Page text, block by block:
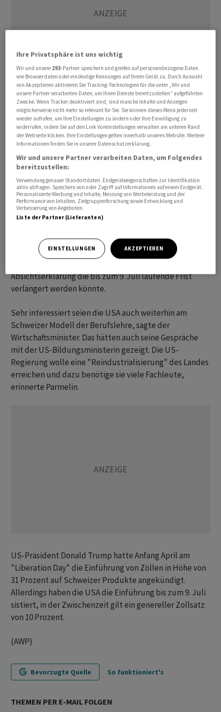
Allerdings hänge dies auch von den Absichten der USA
ab, die ja parallel mit zahlreichen weiteren Ländern
verhandle, sagte der Wirtschaftsminister am Dienstag
am "Private Banking Day" in Zürich. Die Schweiz müsse
dabei zahlreiche technische wie auch politische
Probleme angehen, sagte Parmelin in der Rede. Man
habe sich bisher darauf konzentriert, die wichtigen
Themenfelder zu identifizieren und einen "Letter of
intent" zu formulieren.
aber auch ein Verhandlungsmandat des Parlaments,
sagte der Bundesrat. Die USA hätten der Schweiz aber
Absichtserklärung die bis zum 9. Juli laufende Frist
verlängert werden könnte.
Sehr interessiert seien die USA auch weiterhin am
Schweizer Modell der Berufslehre, sagte der
Wirtschaftsminister. Das hätten auch seine Gespräche
mit der US-Bildungsministerin gezeigt. Die US-
Regierung wolle eine "Reindustrialisierung" des Landes
erreichen und dazu benötige sie viele Fachleute,
erinnerte Parmelin.
US-Präsident Donald Trump hatte Anfang April am
"Liberation Day" die Einführung von Zöllen in Höhe von
31 Prozent auf Schweizer Produkte angekündigt.
Allerdings haben die USA die Einführung bis zum 9. Juli
sistiert, in der Zwischenzeit gilt ein genereller Zollsatz
von 10 Prozent.
(AWP)
Bevorzugte Quelle So funktioniert's
THEMEN PER E-MAIL FOLGEN
Ihre Privatsphäre ist uns wichtig
Wir und unsere 293-Partner speichern und greifen auf personenbezogene Daten
wie Browserdaten oder eindeutige Kennungen auf Ihrem Gerät zu. Durch Auswahl
von Akzeptieren aktivieren Sie Tracking-Technologien für die unter „Wir und
unsere Partner verarbeiten Daten, um Ihnen Dienste bereitzustellen“ aufgeführten
Zwecke. Wenn Tracker deaktiviert sind, sind manche Inhalte und Anzeigen
möglicherweise nicht mehr so relevant für Sie. Sie können dieses Menü jederzeit
wieder aufrufen, um Ihre Einstellungen zu ändern oder Ihre Einwilligung zu
widerrufen, indem Sie auf den Link Voreinstellungen verwalten am unteren Rand
der Webseite klicken. Ihre Einstellungen gelten innerhalb unseres Website. Weitere
Informationen finden Sie in unserer Datenschutzerklärung.
Wir und unsere Partner verarbeiten Daten, um Folgendes
bereitzustellen:
Verwendung genauer Standortdaten. Endgeräteeigenschaften zur Identifikation
aktiv abfragen. Speichern von oder Zugriff auf Informationen auf einem Endgerät.
Personalisierte Werbung und Inhalte, Messung von Werbeleistung und der
Performance von Inhalten, Zielgruppenforschung sowie Entwicklung und
Verbesserung von Angeboten.
Liste der Partner (Lieferanten)
EINSTELLUNGEN AKZEPTIEREN